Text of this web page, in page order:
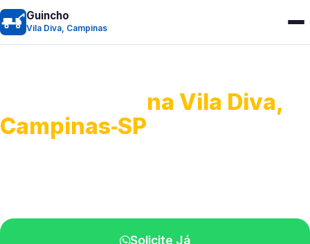
Guincho
Vila Diva, Campinas
na Vila Diva,
Campinas‑SP
Solicite Já